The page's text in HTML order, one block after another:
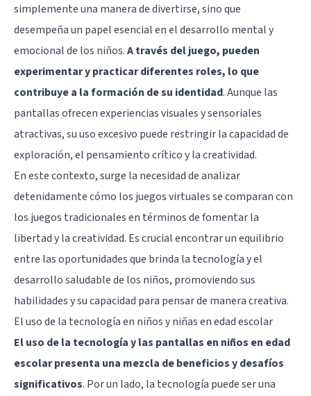
simplemente una manera de divertirse, sino que
desempeña un papel esencial en el desarrollo mental y
emocional de los niños.A través del juego, pueden
experimentar y practicar diferentes roles, lo que
contribuye a la formación de su identidad. Aunque las
pantallas ofrecen experiencias visuales y sensoriales
atractivas, su uso excesivo puede restringir la capacidad de
exploración, el pensamiento crítico y la creatividad.
En este contexto, surge la necesidad de analizar
detenidamente cómo los juegos virtuales se comparan con
los juegos tradicionales en términos de fomentar la
libertad y la creatividad. Es crucial encontrar un equilibrio
entre las oportunidades que brinda la tecnología y el
desarrollo saludable de los niños, promoviendo sus
habilidades y su capacidad para pensar de manera creativa.
El uso de la tecnología en niños y niñas en edad escolar
El uso de la tecnología y las pantallas en niños en edad
escolar presenta una mezcla de beneficios y desafíos
significativos. Por un lado, la tecnología puede ser una